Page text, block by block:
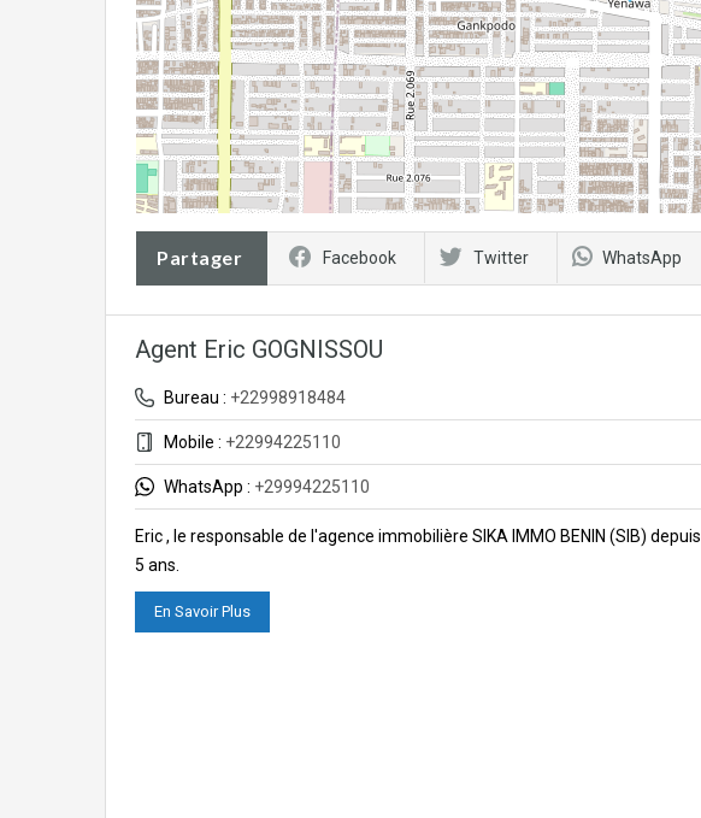
Partager Facebook Twitter WhatsApp
Agent Eric GOGNISSOU
Bureau : +22998918484
Mobile : +22994225110
WhatsApp : +29994225110
Eric , le responsable de l'agence immobilière SIKA IMMO BENIN (SIB) depuis
5 ans.
En Savoir Plus